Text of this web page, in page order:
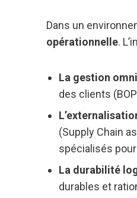
Dans un
opérationnelle.
La gestion
des clients
(Supply Chain
spécialisés
La durabilité
durables et